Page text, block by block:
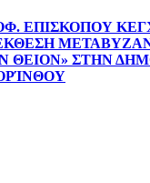
ΕΠΙΣΚΟΠΟΥ
ΘΕΙΟΝ» ΣΤΗΝ